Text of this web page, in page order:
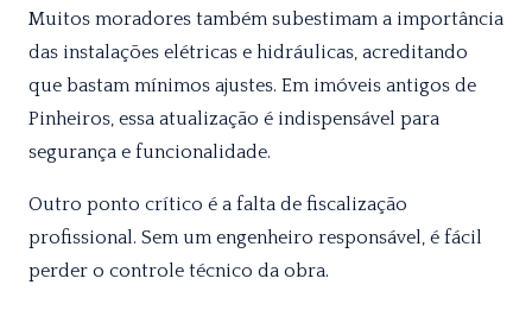
Muitos moradores também subestimam a importância
das instalações elétricas e hidráulicas, acreditando
que bastam mínimos ajustes. Em imóveis antigos de
Pinheiros, essa atualização é indispensável para
segurança e funcionalidade.
Outro ponto crítico é a falta de fiscalização
profissional. Sem um engenheiro responsável, é fácil
perder o controle técnico da obra.